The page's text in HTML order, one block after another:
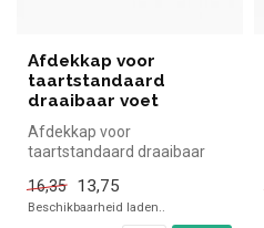
Afdekkap voor
taartstandaard
draaibaar voet
Afdekkap voor
taartstandaard draaibaar
voor in de ho...
16,35 13,75
Beschikbaarheid laden..